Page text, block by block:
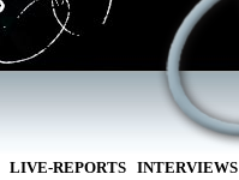
LIVE-REPORTS INTERVIEWS